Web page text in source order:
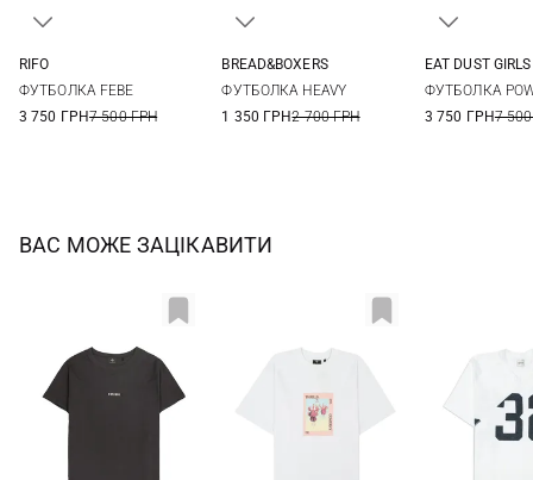
RIFO
ФУТБОЛКА FEBE
3 750 ГРН7 500 ГРН
BREAD&BOXERS
ФУТБОЛКА HEAVY
1 350 ГРН2 700 ГРН
EAT DUST
ФУТБОЛКА
3 750 ГРН7
ВАС МОЖЕ ЗАЦІКАВИТИ